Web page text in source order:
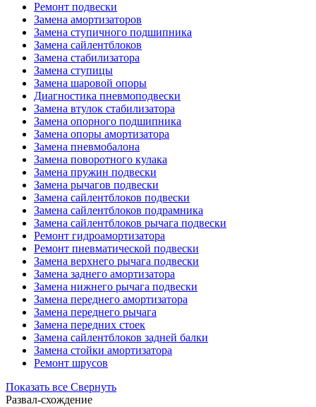
Ремонт подвески
Замена амортизаторов
Замена ступичного подшипника
Замена сайлентблоков
Замена стабилизатора
Замена ступицы
Замена шаровой опоры
Диагностика пневмоподвески
Замена втулок стабилизатора
Замена опорного подшипника
Замена опоры амортизатора
Замена пневмобалона
Замена поворотного кулака
Замена пружин подвески
Замена рычагов подвески
Замена сайлентблоков подвески
Замена сайлентблоков подрамника
Замена сайлентблоков рычага подвески
Ремонт гидроамортизатора
Ремонт пневматической подвески
Замена верхнего рычага подвески
Замена заднего амортизатора
Замена нижнего рычага подвески
Замена переднего амортизатора
Замена переднего рычага
Замена передних стоек
Замена сайлентблоков задней балки
Замена стойки амортизатора
Ремонт шрусов
Показать все Свернуть
Развал-схождение